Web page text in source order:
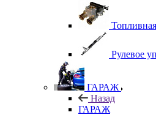
Рулевое
ГАРАЖ
Назад
ГАРАЖ